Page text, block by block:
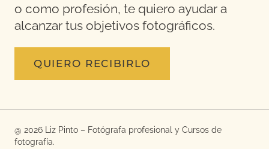
o como profesión, te quiero ayudar a
alcanzar tus objetivos fotográficos.
QUIERO RECIBIRLO
@ 2026 Liz Pinto – Fotógrafa profesional y Cursos de
fotografía.